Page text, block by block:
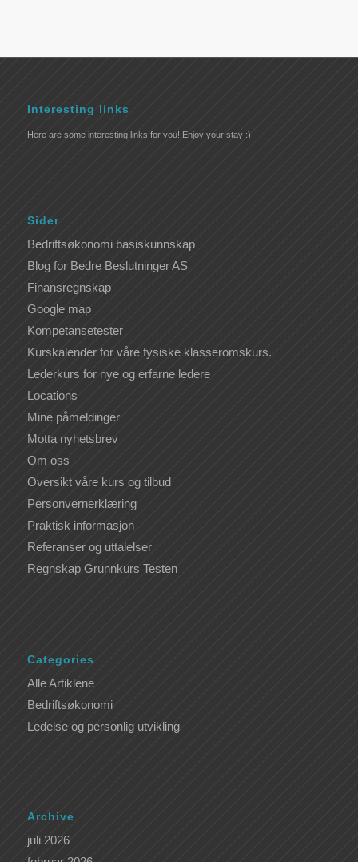
Interesting links
Here are some interesting links for you! Enjoy your stay :)
Sider
Bedriftsøkonomi basiskunnskap
Blog for Bedre Beslutninger AS
Finansregnskap
Google map
Kompetansetester
Kurskalender for våre fysiske klasseromskurs.
Lederkurs for nye og erfarne ledere
Locations
Mine påmeldinger
Motta nyhetsbrev
Om oss
Oversikt våre kurs og tilbud
Personvernerklæring
Praktisk informasjon
Referanser og uttalelser
Regnskap Grunnkurs Testen
Categories
Alle Artiklene
Bedriftsøkonomi
Ledelse og personlig utvikling
Archive
juli 2026